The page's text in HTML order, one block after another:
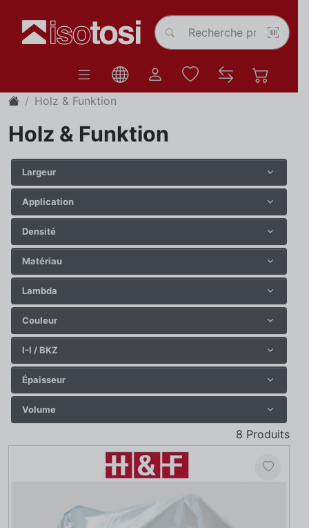
Holz & Funktion
Holz & Funktion
Largeur
Application
Densité
Matériau
Lambda
Couleur
I-I / BKZ
Épaisseur
Volume
8 Produits